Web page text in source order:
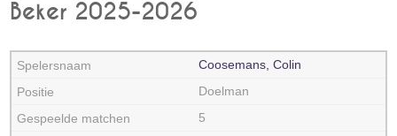
Beker 2025-2026
Coosemans, Colin
Doelman
5